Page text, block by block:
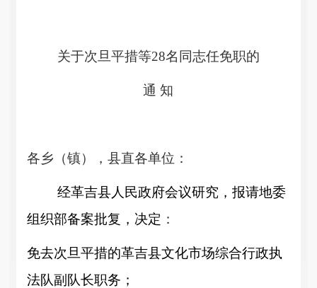
关于次旦平措等28名同志任免职的
通 知
各乡（镇），县直各单位 ：
经革吉县人民政府会议研究 ，报请地委
组织部备案批复，决定 ：
免去次旦平措的革吉县文化市场综合行政执
法队副队长职务；